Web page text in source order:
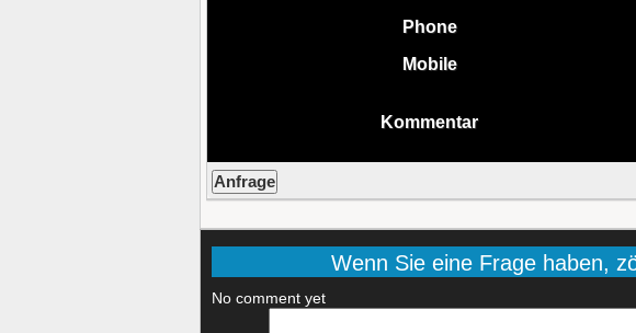
Phone
Mobile
Kommentar
Wenn Sie eine Frage haben,
No comment yet